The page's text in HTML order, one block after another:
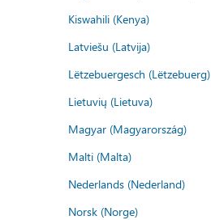
Kiswahili (Kenya)
Latviešu (Latvija)
Lëtzebuergesch (Lëtzebuerg)
Lietuvių (Lietuva)
Magyar (Magyarország)
Malti (Malta)
Nederlands (Nederland)
Norsk (Norge)